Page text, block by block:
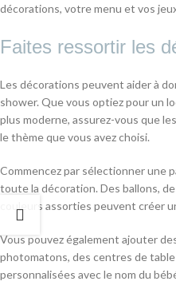
décorations, votre menu et vos
Faites ressortir les
Les décorations peuvent aider à
shower. Que vous optiez pour un
plus moderne, assurez-vous que
le thème que vous avez choisi.
Commencez par sélectionner une
toute la décoration. Des ballons,
couleurs assorties peuvent créer
Vous pouvez également ajouter
photomatons, des centres de
personnalisées avec le nom du